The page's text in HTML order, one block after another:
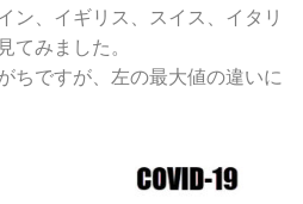
ン、イギリス、スイス、イタリ
てみました。
ちですが、左の最大値の違いに